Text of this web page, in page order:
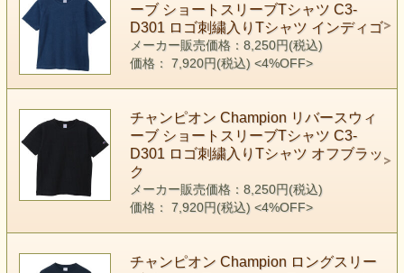
ーブ ショートスリーブTシャツ C3-
D301 ロゴ刺繍入りTシャツ インディゴ
メーカー販売価格：8,250円(税込)
価格： 7,920円(税込) <4%OFF>
チャンピオン Champion リバースウィ
ーブ ショートスリーブTシャツ C3-
D301 ロゴ刺繍入りTシャツ オフブラッ
ク
メーカー販売価格：8,250円(税込)
価格： 7,920円(税込) <4%OFF>
チャンピオン Champion ロングスリー